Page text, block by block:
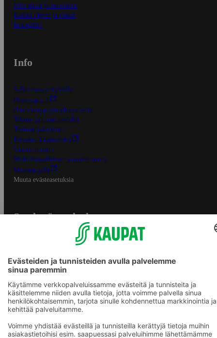
Näin tilaat ja muokkaat
Kaikki ohjeet ja vinkit
In English
Info
S-Business yrityksille
Oiva-raportit
Osuuskauppojen yhteystiedot
Tilaus- ja toimitusehdot
Tietosuojakäytäntö
Palvelun käyttöehdot
Saavutettavuus
Mobiilisovelluksen saavutettavuus
Mainostajalle
Muuta evästeasetuksia
S-ryhmän palvelut
Yhteishyvä Ruoka -sovellus
S-ostoslista -sovellus
Prisma.fi
Sokos.fi
S-Pankki
Sokos Hotels